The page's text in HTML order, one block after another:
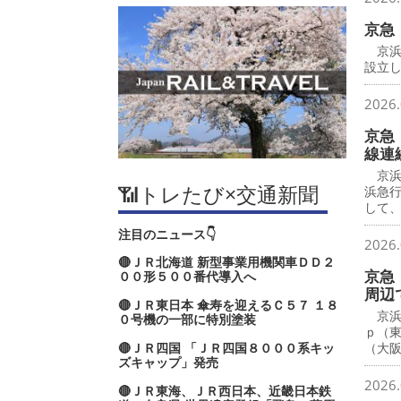
📶トレたび×交通新聞
注目のニュース👇
🔴ＪＲ北海道 新型事業用機関車ＤＤ２
００形５００番代導入へ
🔴ＪＲ東日本 傘寿を迎えるＣ５７ １８
０号機の一部に特別塗装
🔴ＪＲ四国 「ＪＲ四国８０００系キッ
ズキャップ」発売
🔴ＪＲ東海、ＪＲ西日本、近畿日本鉄
京急
京
設立
京
線連
京
浜急
して
京急
周辺
京
ｐ（
（大